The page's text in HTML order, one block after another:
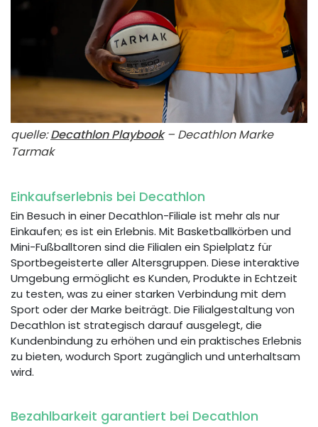
quelle:Decathlon Playbook– Decathlon Marke
Tarmak
Einkaufserlebnis bei Decathlon
Ein Besuch in einer Decathlon-Filiale ist mehr als nur
Einkaufen; es ist ein Erlebnis. Mit Basketballkörben und
Mini-Fußballtoren sind die Filialen ein Spielplatz für
Sportbegeisterte aller Altersgruppen. Diese interaktive
Umgebung ermöglicht es Kunden, Produkte in Echtzeit
zu testen, was zu einer starken Verbindung mit dem
Sport oder der Marke beiträgt. Die Filialgestaltung von
Decathlon ist strategisch darauf ausgelegt, die
Kundenbindung zu erhöhen und ein praktisches Erlebnis
zu bieten, wodurch Sport zugänglich und unterhaltsam
wird.
Bezahlbarkeit garantiert bei Decathlon